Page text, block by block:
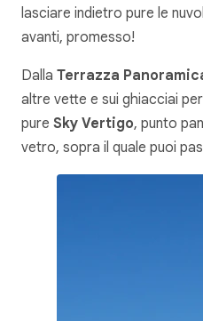
lasciare indietro pure le
avanti, promesso!
Dalla Terrazza
altre vette e sui ghiacciai
pure Sky Vertigo, punto
vetro, sopra il quale puoi